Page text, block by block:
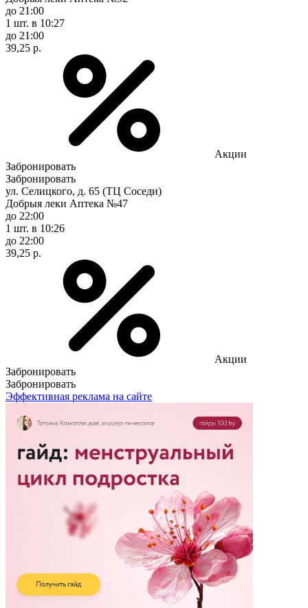
до 21:00
1 шт. в 10:27
до 21:00
39,25 р.
Акции
Забронировать
Забронировать
ул. Селицкого, д. 65 (ТЦ Соседи)
Добрыя леки Аптека №47
до 22:00
1 шт. в 10:26
до 22:00
39,25 р.
Акции
Забронировать
Забронировать
Эффективная реклама на сайте